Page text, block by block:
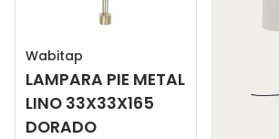
Wabitap
LAMPARA PIE METAL
LINO 33X33X165
DORADO